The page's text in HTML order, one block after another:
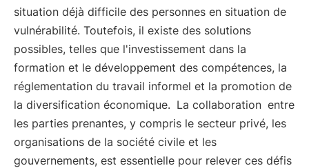
situation déjà difficile des personnes en situation de
vulnérabilité. Toutefois, il existe des solutions
possibles, telles que l'investissement dans la
formation et le développement des compétences, la
réglementation du travail informel et la promotion de
la diversification économique. La collaboration entre
les parties prenantes, y compris le secteur privé, les
organisations de la société civile et les
gouvernements, est essentielle pour relever ces défis